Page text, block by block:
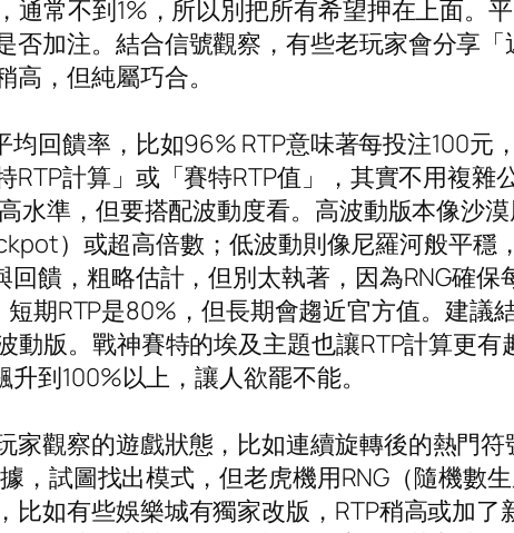
常不到1%，所以別把所有希望押在上面。
加注。結合信號觀察，有些老玩家會分享「
，但純屬巧合。
回饋率，比如96% RTP意味著每投注100元
計算」或「賽特RTP值」，其實不用複雜
準，但要搭配波動度看。高波動版本像沙
）或超高倍數；低波動則像尼羅河般平穩
饋，粗略估計，但別太執著，因為RNG確保
期RTP是80%，但長期會趨近官方值。建議
版。戰神賽特的埃及主題也讓RTP計算更有
到100%以上，讓人欲罷不能。
觀察的遊戲狀態，比如連續旋轉後的熱門
，試圖找出模式，但老虎機用RNG（隨機數
如有些娛樂城有獨家改版，RTP稍高或加了